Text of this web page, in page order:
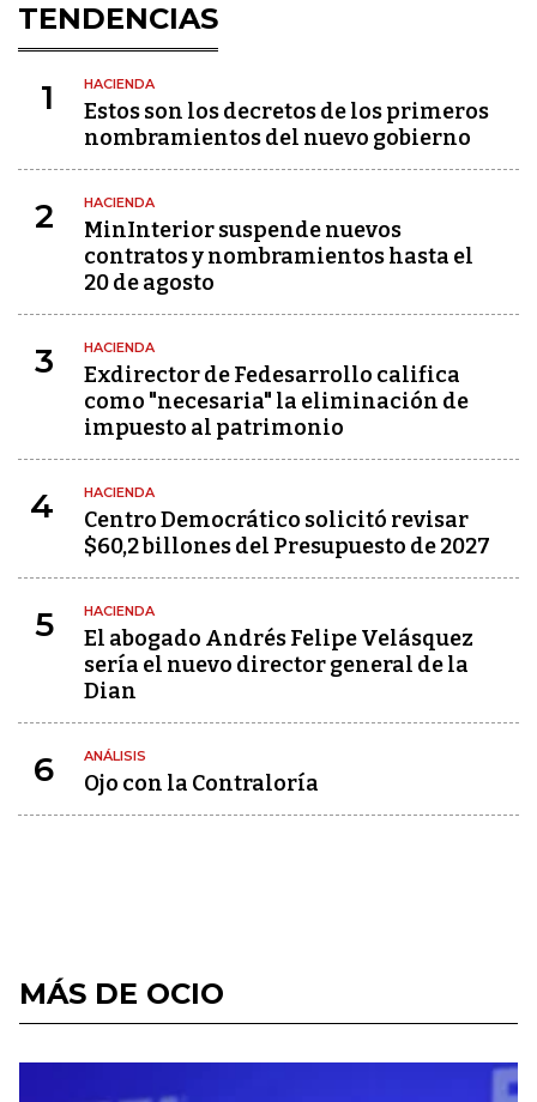
TENDENCIAS
1 HACIENDA
Estos son los decretos de los primeros
nombramientos del nuevo gobierno
2 HACIENDA
MinInterior suspende nuevos
contratos y nombramientos hasta el
20 de agosto
3 HACIENDA
Exdirector de Fedesarrollo califica
como "necesaria" la eliminación de
impuesto al patrimonio
4 HACIENDA
Centro Democrático solicitó revisar
$60,2 billones del Presupuesto de 2027
5 HACIENDA
El abogado Andrés Felipe Velásquez
sería el nuevo director general de la
Dian
6 ANÁLISIS
Ojo con la Contraloría
MÁS DE OCIO